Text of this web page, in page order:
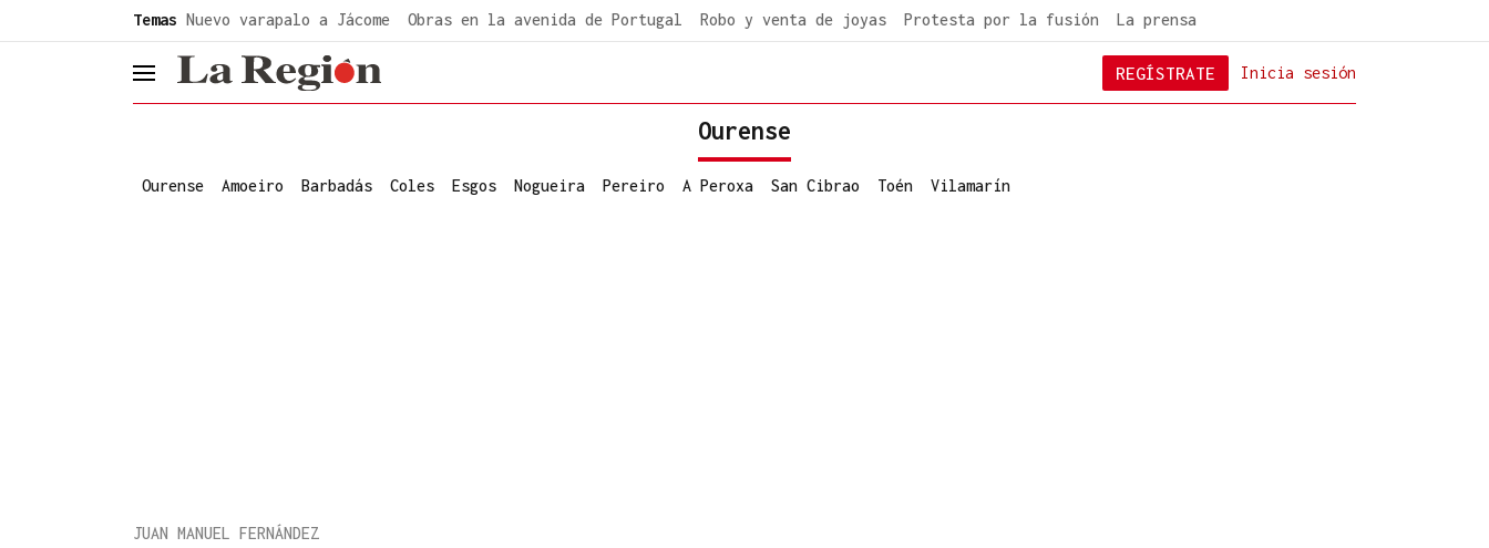
Temas Nuevo varapalo a Jácome Obras en la avenida de Portugal Robo y venta de joyas Protesta por la fusión La prensa
header.menu.open Inicia sesión
REGÍSTRATE
Ourense
Ourense Amoeiro Barbadás Coles Esgos Nogueira Pereiro A Peroxa San Cibrao Toén Vilamarín
JUAN MANUEL FERNÁNDEZ